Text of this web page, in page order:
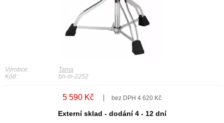
Výrobce:
Tama
Kód:
bh-m-2252
5 590 Kč bez DPH 4 620 Kč
Externí sklad - dodání 4 - 12 dní